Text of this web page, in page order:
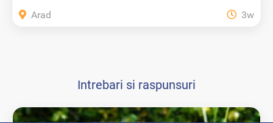
Arad 3w
Intrebari si raspunsuri